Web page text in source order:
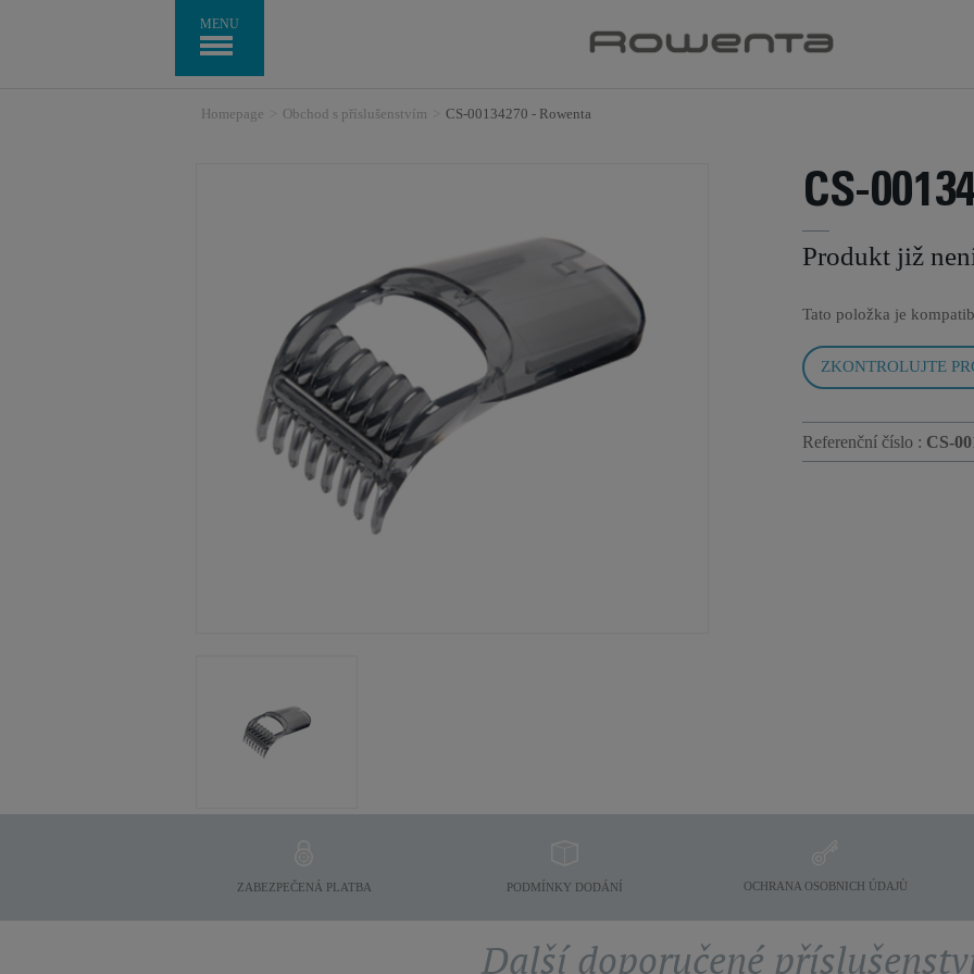
MENU
Homepage Obchod s příslušenstvím CS-00134270 - Rowenta
CS-
Produkt již
Tato položka je
ZKONTROLUJTE
Referenční číslo : CS-
ZABEZPEČENÁ PLATBA PODMÍNKY DODÁNÍ OCHRANA OSOBNICH ÚDAJÙ
Další doporučené